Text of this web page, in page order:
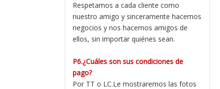
Respetamos a cada cliente como
nuestro amigo y sinceramente hacemos
negocios y nos hacemos amigos de
ellos, sin importar quiénes sean.
P6.¿Cuáles son sus condiciones de
pago?
Por TT o LC.Le mostraremos las fotos